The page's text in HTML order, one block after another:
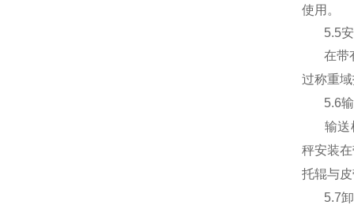
使用。
5.5
在带
过称重
5.6
输送
秤安装
托辊与
5.7